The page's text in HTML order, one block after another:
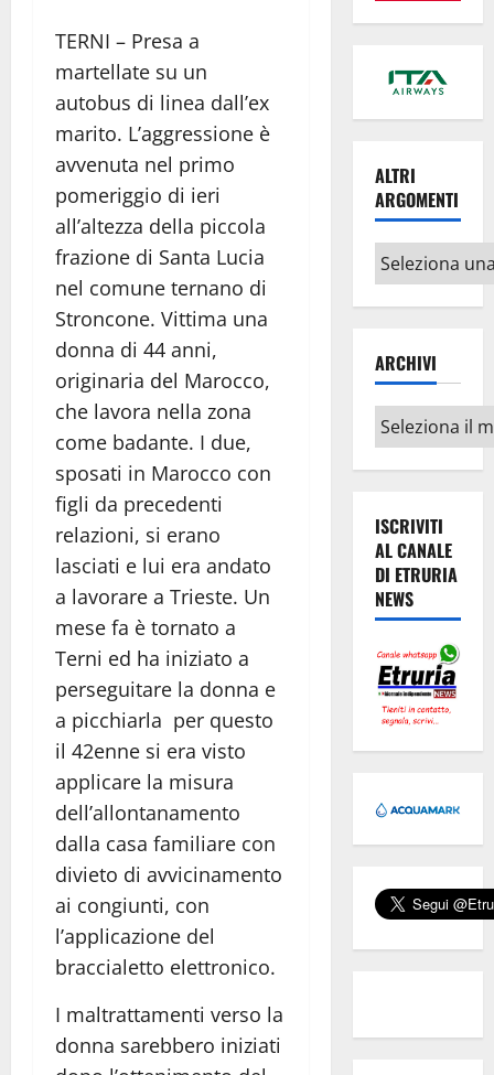
TERNI – Presa a
martellate su un
autobus di linea dall’ex
marito. L’aggressione è
avvenuta nel primo
pomeriggio di ieri
all’altezza della piccola
frazione di Santa Lucia
nel comune ternano di
Stroncone. Vittima una
donna di 44 anni,
originaria del Marocco,
che lavora nella zona
come badante. I due,
sposati in Marocco con
figli da precedenti
relazioni, si erano
lasciati e lui era andato
a lavorare a Trieste. Un
mese fa è tornato a
Terni ed ha iniziato a
perseguitare la donna e
a picchiarla per questo
il 42enne si era visto
applicare la misura
dell’allontanamento
dalla casa familiare con
divieto di avvicinamento
ai congiunti, con
l’applicazione del
braccialetto elettronico.
I maltrattamenti verso la
donna sarebbero iniziati
ALTRI
ARGOMENTI
Altri
argomenti
ARCHIVI
Archivi
ISCRIVITI
AL CANALE
DI ETRURIA
NEWS